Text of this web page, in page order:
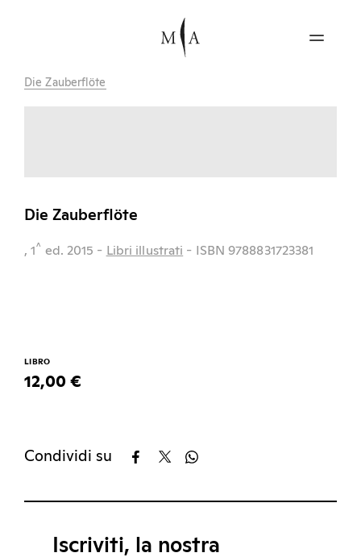
Die Zauberflöte
Die Zauberflöte
, 1^ ed. 2015 - Libri illustrati - ISBN 9788831723381
LIBRO
12,00 €
Condividi su
Iscriviti, la nostra